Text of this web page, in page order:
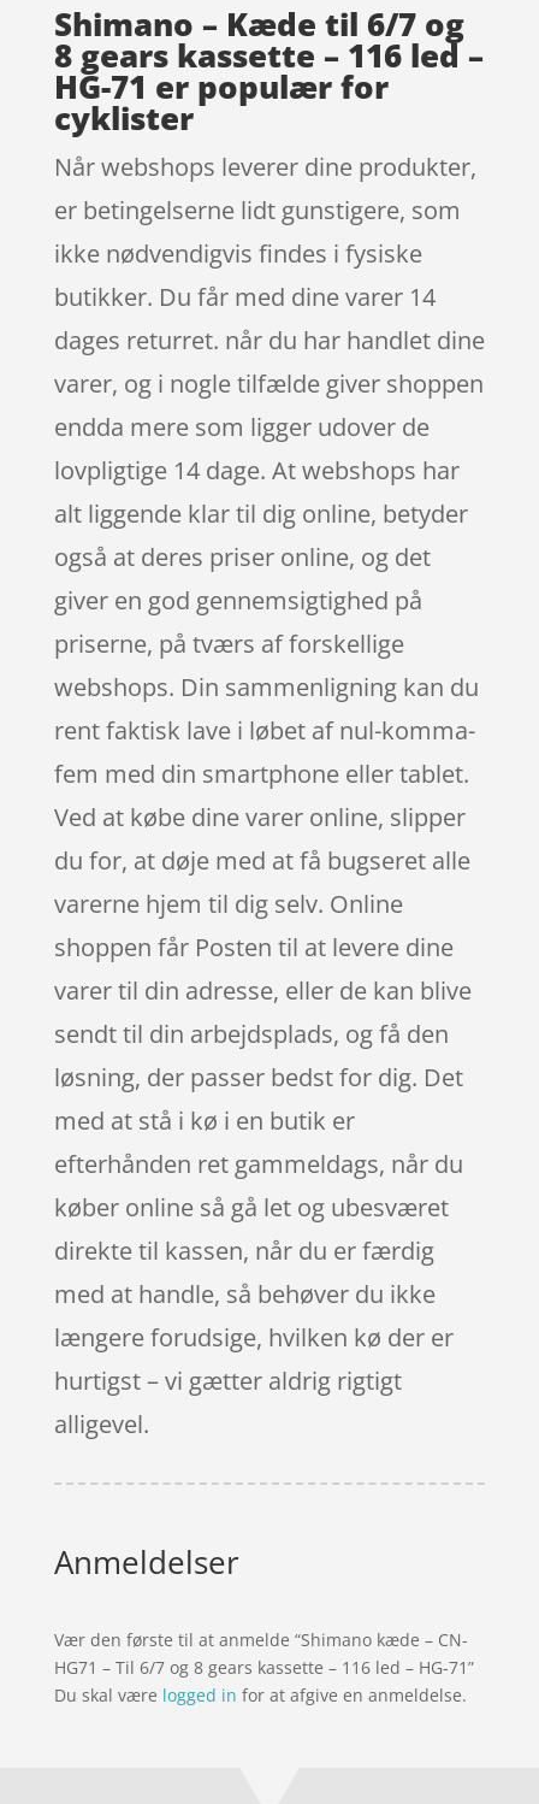
Shimano – Kæde til 6/7 og
8 gears kassette – 116 led –
HG-71 er populær for
cyklister
Når webshops leverer dine produkter,
er betingelserne lidt gunstigere, som
ikke nødvendigvis findes i fysiske
butikker. Du får med dine varer 14
dages returret. når du har handlet dine
varer, og i nogle tilfælde giver shoppen
endda mere som ligger udover de
lovpligtige 14 dage. At webshops har
alt liggende klar til dig online, betyder
også at deres priser online, og det
giver en god gennemsigtighed på
priserne, på tværs af forskellige
webshops. Din sammenligning kan du
rent faktisk lave i løbet af nul-komma-
fem med din smartphone eller tablet.
Ved at købe dine varer online, slipper
du for, at døje med at få bugseret alle
varerne hjem til dig selv. Online
shoppen får Posten til at levere dine
varer til din adresse, eller de kan blive
sendt til din arbejdsplads, og få den
løsning, der passer bedst for dig. Det
med at stå i kø i en butik er
efterhånden ret gammeldags, når du
køber online så gå let og ubesværet
direkte til kassen, når du er færdig
med at handle, så behøver du ikke
længere forudsige, hvilken kø der er
hurtigst – vi gætter aldrig rigtigt
alligevel.
Anmeldelser
Vær den første til at anmelde “Shimano kæde – CN-
HG71 – Til 6/7 og 8 gears kassette – 116 led – HG-71”
Du skal være logged in for at afgive en anmeldelse.